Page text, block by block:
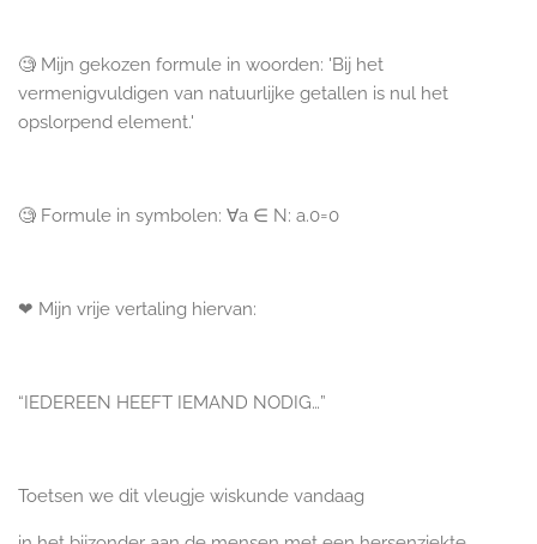
🧐 Mijn gekozen formule in woorden: 'Bij het
vermenigvuldigen van natuurlijke getallen is nul het
opslorpend element.'
🧐 Formule in symbolen: ∀a ∈ N: a.0=0
❤ Mijn vrije vertaling hiervan:
“IEDEREEN HEEFT IEMAND NODIG…”
Toetsen we dit vleugje wiskunde vandaag